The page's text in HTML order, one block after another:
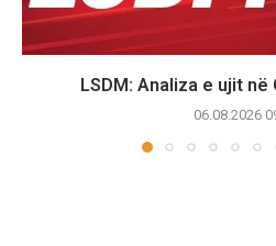
LSDM: Analiza e ujit
06.08.2026